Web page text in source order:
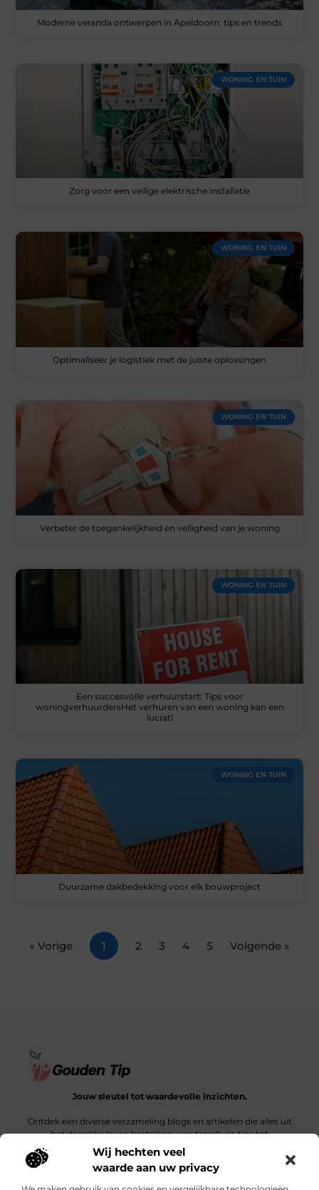
Wij hechten veel
waarde aan uw privacy
Moderne veranda ontwerpen in Apeldoorn: tips en trends
WONING EN TUIN
Zorg voor een veilige elektrische installatie
WONING EN TUIN
Optimaliseer je logistiek met de juiste oplossingen
WONING EN TUIN
Verbeter de toegankelijkheid en veiligheid van je woning
WONING EN TUIN
Een succesvolle verhuurstart: Tips voor
woningverhuurdersHet verhuren van een woning kan een
lucrati
WONING EN TUIN
Duurzame dakbedekking voor elk bouwproject
« Vorige 1 2 3 4 5 Volgende »
Jouw sleutel tot waardevolle inzichten.
Ontdek een diverse verzameling blogs en artikelen die alles uit
het dagelijks leven bestrijken, van trends en tips tot
diepgaande verhalen.
Bericht categorie